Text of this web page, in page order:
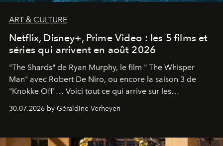
ART & CULTURE
Netflix, Disney+, Prime Video : les 5 films et
séries qui arrivent en août 2026
"The Shards" de Ryan Murphy, le film " The Whisper
Man" avec Robert De Niro, ou encore la saison 3 de
"Knokke Off"… Voici tout ce qui arrive sur les
plateformes de streaming en août 2026.
30.07.2026 by Géraldine Verheyen